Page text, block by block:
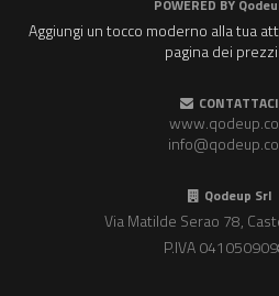
POWERED BY
Aggiungi un tocco moderno alla tua
pagina dei
CONTATTACI
Qodeup Srl
Via Matilde Serao 78,
P.IVA